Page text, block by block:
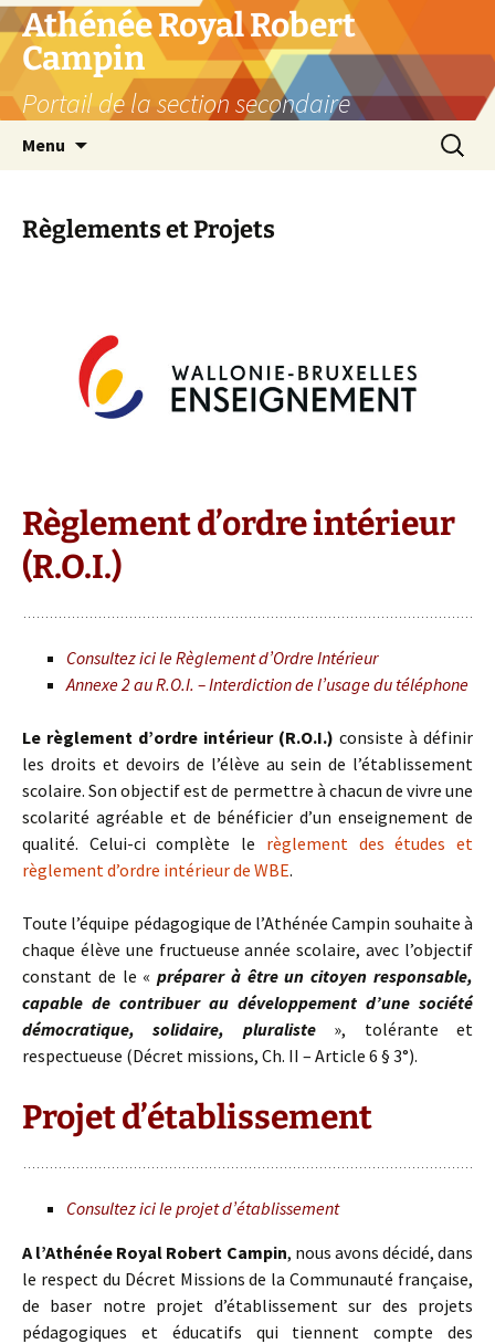
Aller
au
contenu
Athénée Royal Robert
Campin
Portail de la section secondaire
Menu
Règlements et Projets
Règlement d’ordre intérieur
(R.O.I.)
Consultez ici le Règlement d’Ordre Intérieur
Annexe 2 au R.O.I. – Interdiction de l’usage du téléphone
Le règlement d’ordre intérieur (R.O.I.) consiste à définir
les droits et devoirs de l’élève au sein de l’établissement
scolaire. Son objectif est de permettre à chacun de vivre une
scolarité agréable et de bénéficier d’un enseignement de
qualité. Celui-ci complète le règlement des études et
règlement d’ordre intérieur de WBE.
Toute l’équipe pédagogique de l’Athénée Campin souhaite à
chaque élève une fructueuse année scolaire, avec l’objectif
constant de le «préparer à être un citoyen responsable,
capable de contribuer au développement d’une société
démocratique, solidaire, pluraliste
», tolérante et
respectueuse (Décret missions, Ch. II – Article 6 § 3°).
Projet d’établissement
Consultez ici le projet d’établissement
A l’Athénée Royal Robert Campin, nous avons décidé, dans
le respect du Décret Missions de la Communauté française,
de baser notre projet d’établissement sur des projets
pédagogiques et éducatifs qui tiennent compte des